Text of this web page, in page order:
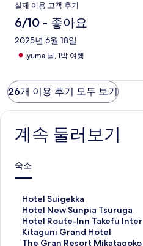
실제 이용 고객 후기
6/10 - 좋아요
2025년 6월 18일
yuma 님, 1박 여행
26개 이용 후기 모두 보기
계속 둘러보기
숙소
Hotel Suigekka
H
o
t
e
l
Hotel New Sunpia Tsuruga
H
o
t
e
Hotel Route-Inn Takefu Inter
H
o
t
Kitaguni Grand Hotel
K
iThe Gran Resort Mikatagoko
T